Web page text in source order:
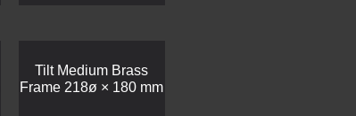
Tilt Medium Brass
Frame 218ø × 180 mm